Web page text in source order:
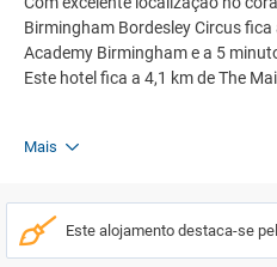
Birmingham Bordesley Circus
Academy Birmingham e a 5
Este hotel fica a 4,1 km de The
Mais
Este alojamento destaca-se